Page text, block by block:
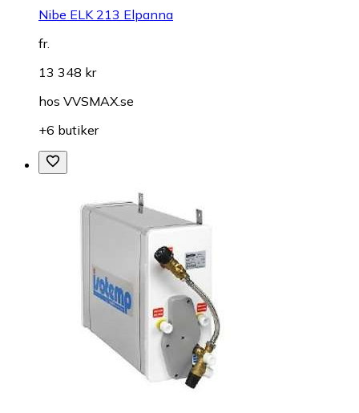
Nibe ELK 213 Elpanna
fr.
13 348 kr
hos VVSMAX.se
+6 butiker